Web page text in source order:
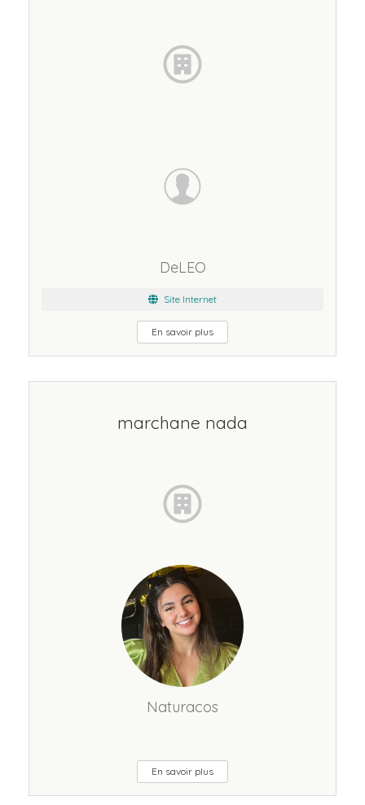
DeLEO
Site Internet
En savoir plus
marchane nada
Naturacos
En savoir plus